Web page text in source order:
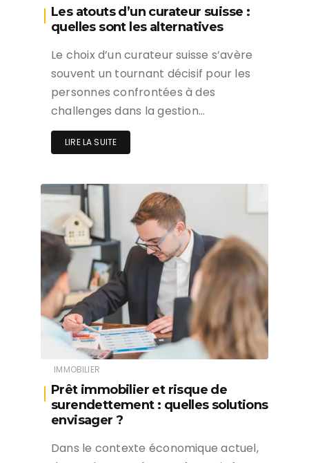
Les atouts d’un curateur suisse :
quelles sont les alternatives
Le choix d’un curateur suisse s’avère
souvent un tournant décisif pour les
personnes confrontées à des
challenges dans la gestion…
LIRE LA SUITE
IMMOBILIER
Prêt immobilier et risque de
surendettement : quelles solutions
envisager ?
Dans le contexte économique actuel,